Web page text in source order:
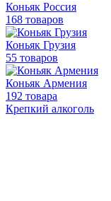
Коньяк Россия
168 товаров
Коньяк Грузия
55 товаров
Коньяк Армения
192 товара
Крепкий алкоголь